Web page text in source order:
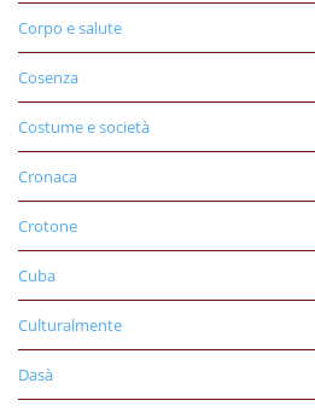
Corpo e salute
Cosenza
Costume e società
Cronaca
Crotone
Cuba
Culturalmente
Dasà